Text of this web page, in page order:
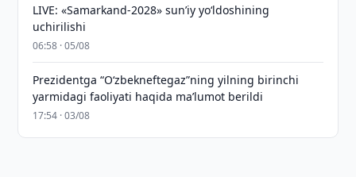
LIVE: «Samarkand-2028» sun’iy yo‘ldoshining
uchirilishi
06:58 · 05/08
Prezidentga “Oʻzbekneftegaz”ning yilning birinchi
yarmidagi faoliyati haqida maʼlumot berildi
17:54 · 03/08